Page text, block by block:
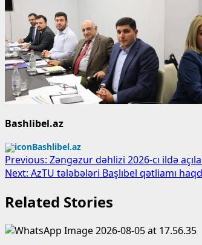
Bashlibel.az
Bashlibel.az
Post
navigation
Previous: Zəngəzur dəhlizi 2026-cı ildə
Next: AzTU tələbələri Başlıbel qətliamı
Related Stories